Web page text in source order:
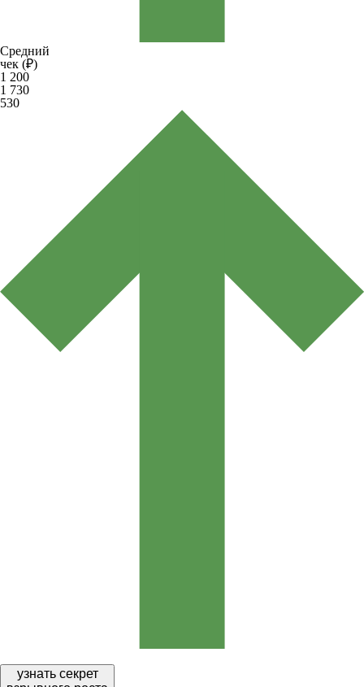
Средний
чек (₽)
1 200
1 730
530
узнать секрет